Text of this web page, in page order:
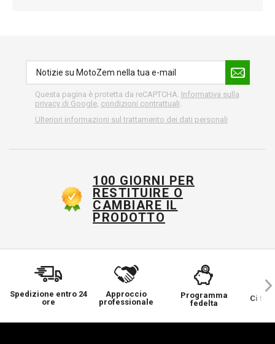
Questa pagina è protetta da reCAPTCHA. Informativa sulla
privacy di Google, condizioni contrattuali
Ulteriori informazioni sul trattamento dei dati personali
100 GIORNI PER
RESTITUIRE O
CAMBIARE IL
PRODOTTO
Spedizione entro 24
ore
Approccio
professionale
Programma
fedelta
Ci